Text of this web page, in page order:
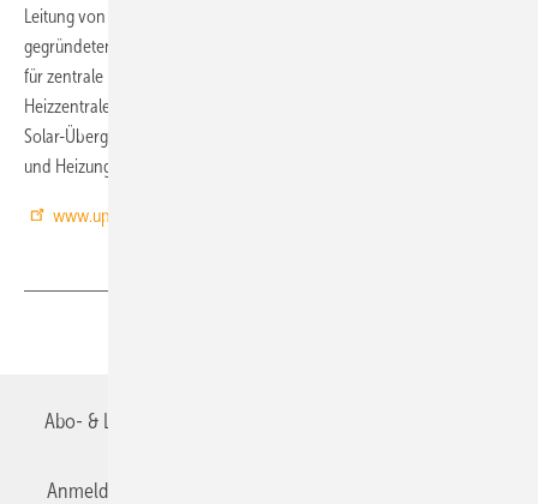
Leitung von Geschäftsführer Thomas Geck fortgeführt. Sitz des 2004
gegründeten Unternehmens bleibt Celle. Dort werden Einzelstationen
für zentrale Frischwarmwassersysteme, Komponenten für die
Heizzentrale, modulare Nah- und Fernwärmeübergabestationen,
Solar-Übergabeladestationen und Wohnungsstationen für Trinkwarm-
und Heizungswasser entwickelt und gefertigt. ■
www.uponor.de
Abo- & Leserservice
Anmelden